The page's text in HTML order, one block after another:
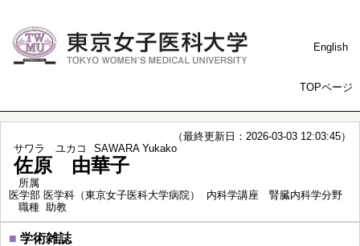
English
TOPページ
（最終更新日：2026-03-03 12:03:45）
サワラ ユカコ
SAWARA Yukako
佐原 由華子
所属
医学部 医学科（東京女子医科大学病院） 内科学講座 腎臓内科学分野
職種 助教
■ 学術雑誌